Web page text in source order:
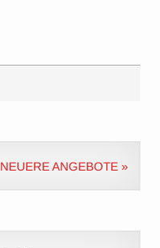
NEUERE ANGEBOTE »